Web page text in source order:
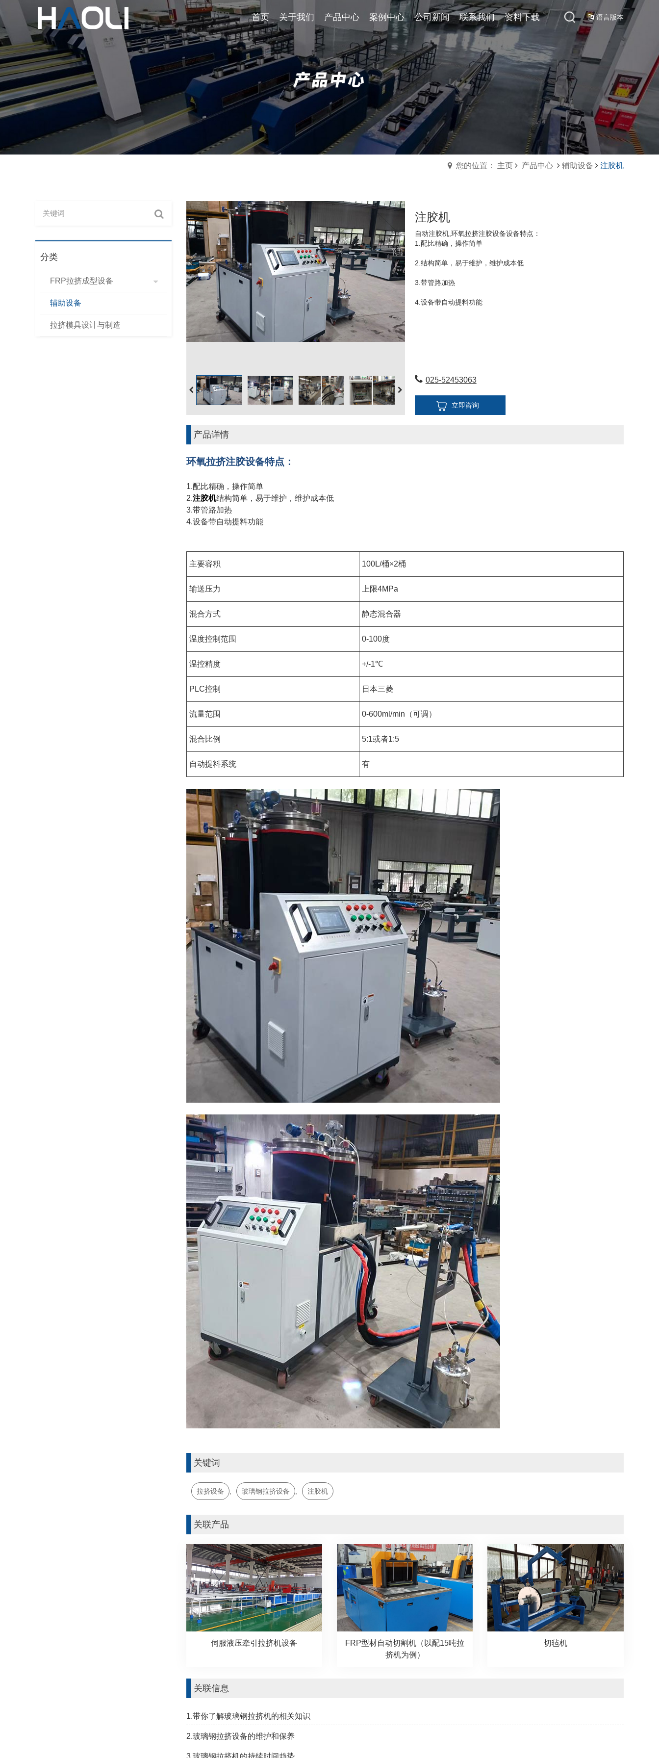
首页 关于我们 产品中心 案例中心 公司新闻 联系我们 资料下载 语言版本
首页 关于我们 产品中心 案例中心 公司新闻 联系我们 资料下载
您的位置： 主页 产品中心 辅助设备 注胶机
分类
FRP拉挤成型设备
辅助设备
拉挤模具设计与制造
注胶机
自动注胶机,环氧拉挤注胶设备设备特点：
1.配比精确，操作简单
2.结构简单，易于维护，维护成本低
3.带管路加热
4.设备带自动提料功能
025-52453063
立即咨询
产品详情
环氧拉挤注胶设备特点：
1.配比精确，操作简单
2.注胶机结构简单，易于维护，维护成本低
3.带管路加热
4.设备带自动提料功能
主要容积 100L/桶×2桶
输送压力 上限4MPa
混合方式 静态混合器
温度控制范围 0-100度
温控精度 +/-1℃
PLC控制 日本三菱
流量范围 0-600ml/min（可调）
混合比例 5:1或者1:5
自动提料系统 有
关键词
拉挤设备 , 玻璃钢拉挤设备 , 注胶机
关联产品
伺服液压牵引拉挤机设备
FRP型材自动切割机（以配15吨拉
挤机为例）
切毡机
关联信息
1.带你了解玻璃钢拉挤机的相关知识
2.玻璃钢拉挤设备的维护和保养
3.玻璃钢拉挤机的持续时间趋势